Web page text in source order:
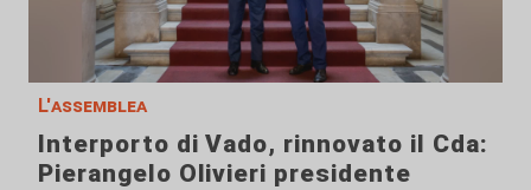
L'assemblea
Interporto di Vado, rinnovato il Cda:
Pierangelo Olivieri presidente